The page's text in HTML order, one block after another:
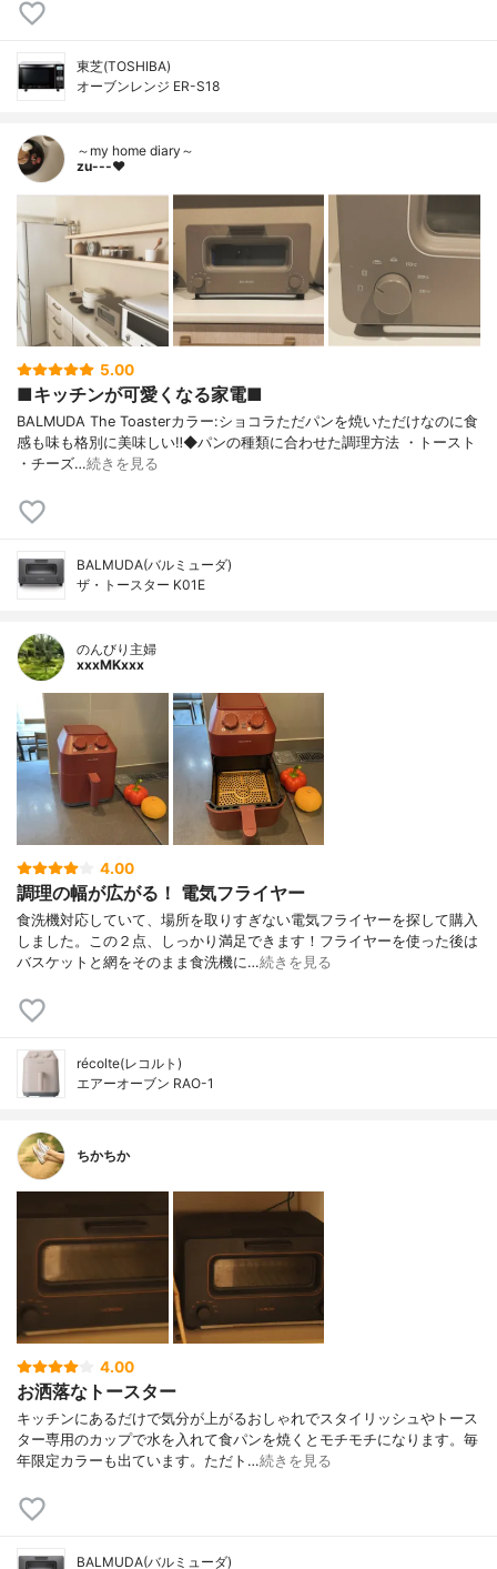
東芝(TOSHIBA)
オーブンレンジ ER-S18
～my home diary～
zu---❤︎
5.00
■キッチンが可愛くなる家電■
BALMUDA The Toasterカラー:ショコラただパンを焼いただけなのに食
感も味も格別に美味しい‼︎◆パンの種類に合わせた調理方法 ・トースト
・チーズ…続きを見る
BALMUDA(バルミューダ)
ザ・トースター K01E
のんびり主婦
xxxMKxxx
4.00
調理の幅が広がる！ 電気フライヤー
食洗機対応していて、場所を取りすぎない電気フライヤーを探して購入
しました。この２点、しっかり満足できます！フライヤーを使った後は
バスケットと網をそのまま食洗機に…続きを見る
récolte(レコルト)
エアーオーブン RAO-1
ちかちか
4.00
お洒落なトースター
キッチンにあるだけで気分が上がるおしゃれでスタイリッシュやトース
ター専用のカップで水を入れて食パンを焼くとモチモチになります。毎
年限定カラーも出ています。ただト…続きを見る
BALMUDA(バルミューダ)